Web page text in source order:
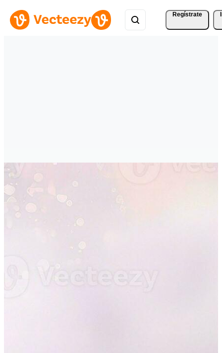
Regístrate